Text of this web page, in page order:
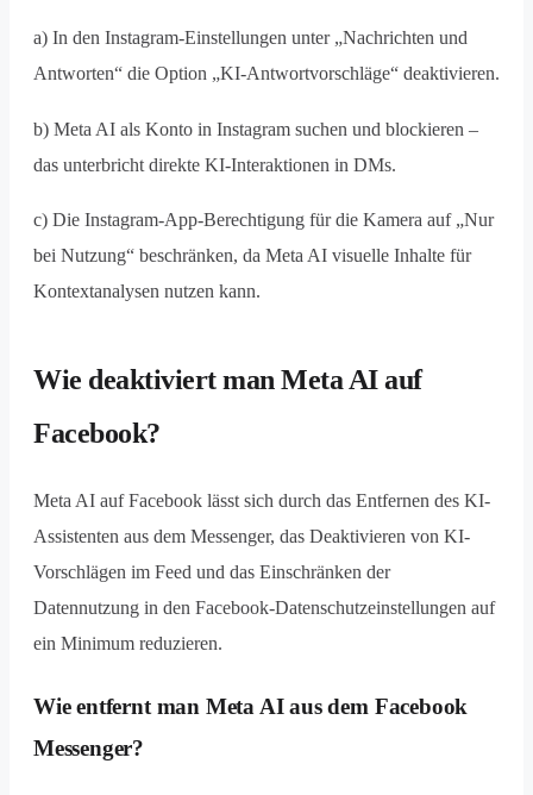
a) In den Instagram-Einstellungen unter „Nachrichten und
Antworten“ die Option „KI-Antwortvorschläge“ deaktivieren.
b) Meta AI als Konto in Instagram suchen und blockieren –
das unterbricht direkte KI-Interaktionen in DMs.
c) Die Instagram-App-Berechtigung für die Kamera auf „Nur
bei Nutzung“ beschränken, da Meta AI visuelle Inhalte für
Kontextanalysen nutzen kann.
Wie deaktiviert man Meta AI auf
Facebook?
Meta AI auf Facebook lässt sich durch das Entfernen des KI-
Assistenten aus dem Messenger, das Deaktivieren von KI-
Vorschlägen im Feed und das Einschränken der
Datennutzung in den Facebook-Datenschutzeinstellungen auf
ein Minimum reduzieren.
Wie entfernt man Meta AI aus dem Facebook
Messenger?